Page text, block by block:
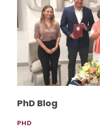
PhD Blog
PHD